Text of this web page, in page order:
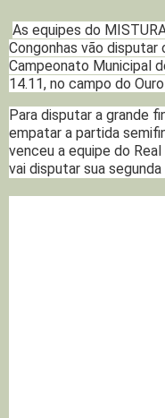
As equipes do
Congonhas vão
Campeonato Municipal
14.11, no campo do
Para disputar a grande
empatar a partida
venceu a equipe do
vai disputar sua